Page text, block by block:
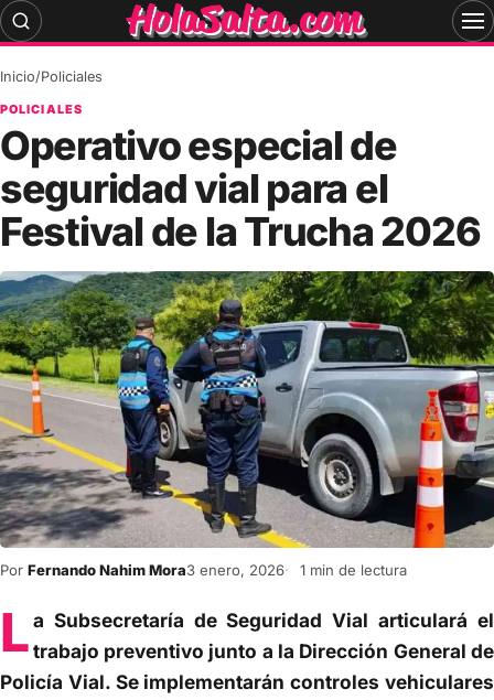
Skip
to
Inicio/Policiales
POLICIALES
Operativo especial de
seguridad vial para el
Festival de la Trucha 2026
Por Fernando Nahim Mora3 enero, 2026 1 min de lectura
La Subsecretaría de Seguridad Vial articulará el
trabajo preventivo junto a la Dirección General de
Policía Vial. Se implementarán controles vehiculares